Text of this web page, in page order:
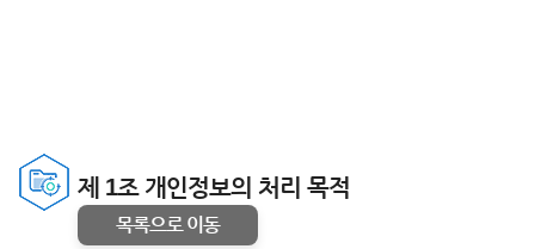
제 1조 개인정보의 처리 목적
목록으로 이동